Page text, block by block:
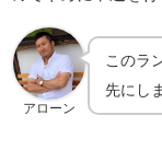
アローン
このラ
先にし